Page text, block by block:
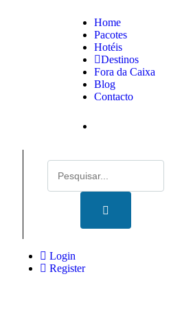
Home
Pacotes
Hotéis
Destinos
Fora da Caixa
Blog
Contacto
Login
Register